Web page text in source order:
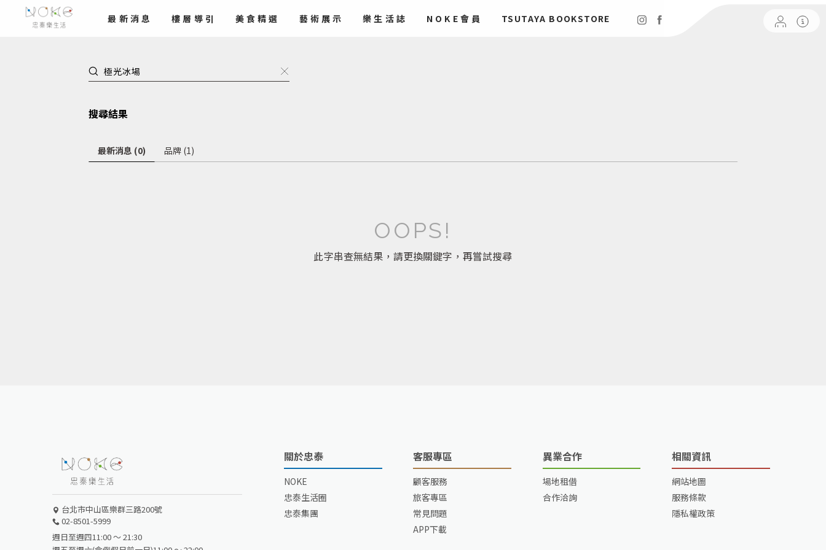
最新 消息 樓層導引 美食精選 藝術 展示 樂生活誌 NOKE會員 TSUTAYA BOOKSTORE
搜尋結果
最新消息 (0) 品牌 (1)
OOPS!
此字串查無結果，請更換關鍵字，再嘗試搜尋
台北市中山區樂群三路200號
02-8501-5999
週日至週四11:00 ～ 21:30
關於忠泰
NOKE
忠泰生活圈
忠泰集團
客服專區
顧客服務
旅客專區
常見問題
APP下載
異業合作
場地租借
合作洽詢
相關資訊
網站地圖
服務條款
隱私權政策